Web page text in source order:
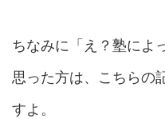
ちなみに「え？塾によ
思った方は、こちらの
すよ。